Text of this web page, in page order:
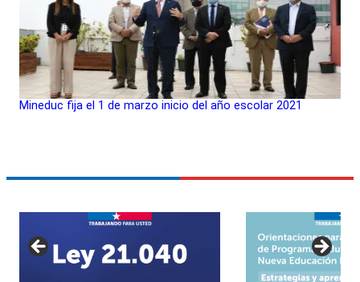
Mineduc fija el 1 de marzo inicio del año escolar 2021